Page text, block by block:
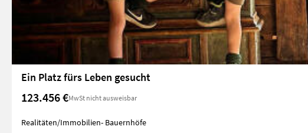
Ein Platz fürs Leben gesucht
123.456 €MwSt nicht ausweisbar
Realitäten/Immobilien- Bauernhöfe